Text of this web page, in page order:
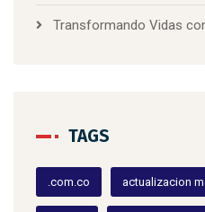
Transformando Vidas
TAGS
.com.co actualizacion